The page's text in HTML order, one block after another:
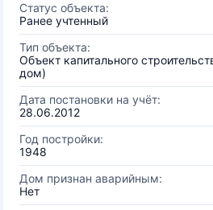
Статус объекта:
Ранее учтенный
Тип объекта:
Объект капитального
дом)
Дата постановки на учёт:
28.06.2012
Год постройки:
1948
Дом признан аварийным:
Нет